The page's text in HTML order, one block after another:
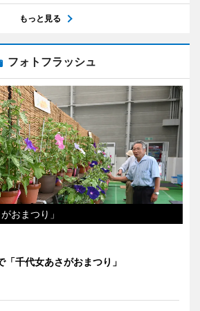
もっと見る
フォトフラッシュ
おまつり」
「千代女あさがおまつり」